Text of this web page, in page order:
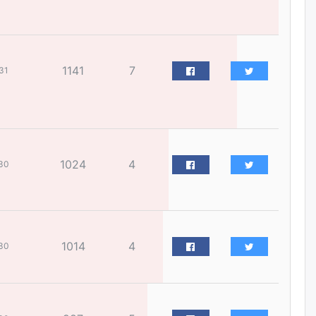
Д.Батлут: “Зэв” сумны
ирнэ
өчигдѳр
1141 7
1024 4
1014 4